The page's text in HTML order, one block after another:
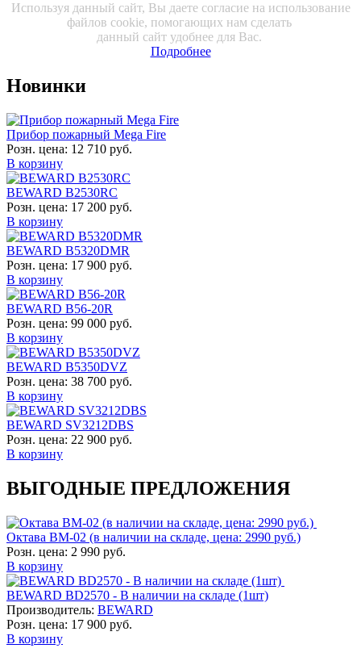
Используя данный сайт, Вы даете согласие на использование
файлов cookie, помогающих нам сделать
данный сайт удобнее для Вас.
Подробнее
Новинки
Прибор пожарный Mega Fire
Розн. цена: 12 710 руб.
В корзину
BEWARD B2530RC
Розн. цена: 17 200 руб.
В корзину
BEWARD B5320DMR
Розн. цена: 17 900 руб.
В корзину
BEWARD B56-20R
Розн. цена: 99 000 руб.
В корзину
BEWARD B5350DVZ
Розн. цена: 38 700 руб.
В корзину
BEWARD SV3212DBS
Розн. цена: 22 900 руб.
В корзину
ВЫГОДНЫЕ ПРЕДЛОЖЕНИЯ
Октава ВМ-02 (в наличии на складе, цена: 2990 руб.)
Розн. цена: 2 990 руб.
В корзину
BEWARD BD2570 - В наличии на складе (1шт)
Производитель: BEWARD
Розн. цена: 17 900 руб.
В корзину